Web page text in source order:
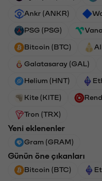
Ankr (ANKR)
PSG (PSG)
Bitcoin (BTC)
Galatasaray (GAL)
Helium (HNT)
Kite (KITE)
Tron (TRX)
Yeni eklenenler
Gram (GRAM)
Günün öne çıkanları
Bitcoin (BTC)